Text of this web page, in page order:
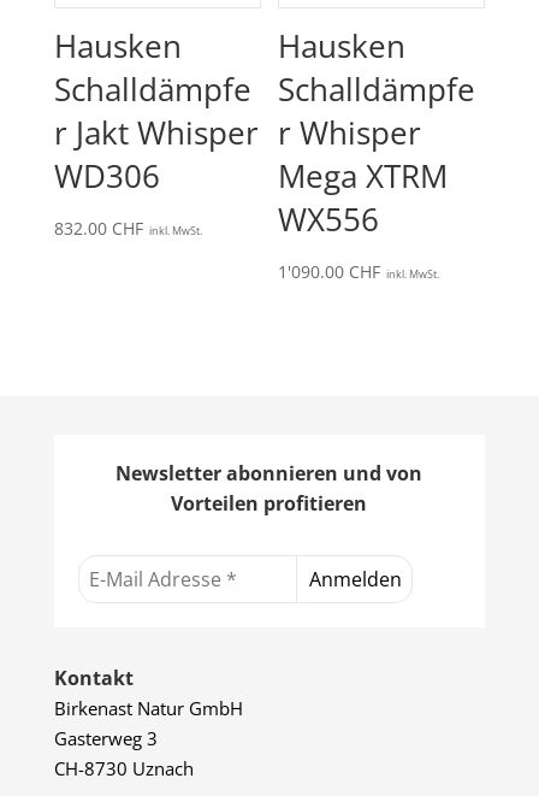
Hausken
Schalldämpfe
r Jakt Whisper
WD306
832.00 CHF inkl. MwSt.
Hausken
Schalldämpfe
r Whisper
Mega XTRM
WX556
1'090.00 CHF inkl. MwSt.
Newsletter abonnieren und von
Vorteilen profitieren
Kontakt
Birkenast Natur GmbH
Gasterweg 3
CH-8730 Uznach